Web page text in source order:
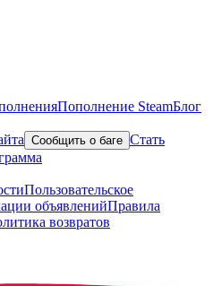
Пополнение SteamБлог
Сообщить о баге Стать
Пользовательское
объявленийПравила
возвратов